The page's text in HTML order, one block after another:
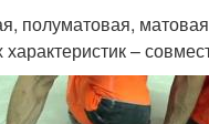
полуматовая,
–